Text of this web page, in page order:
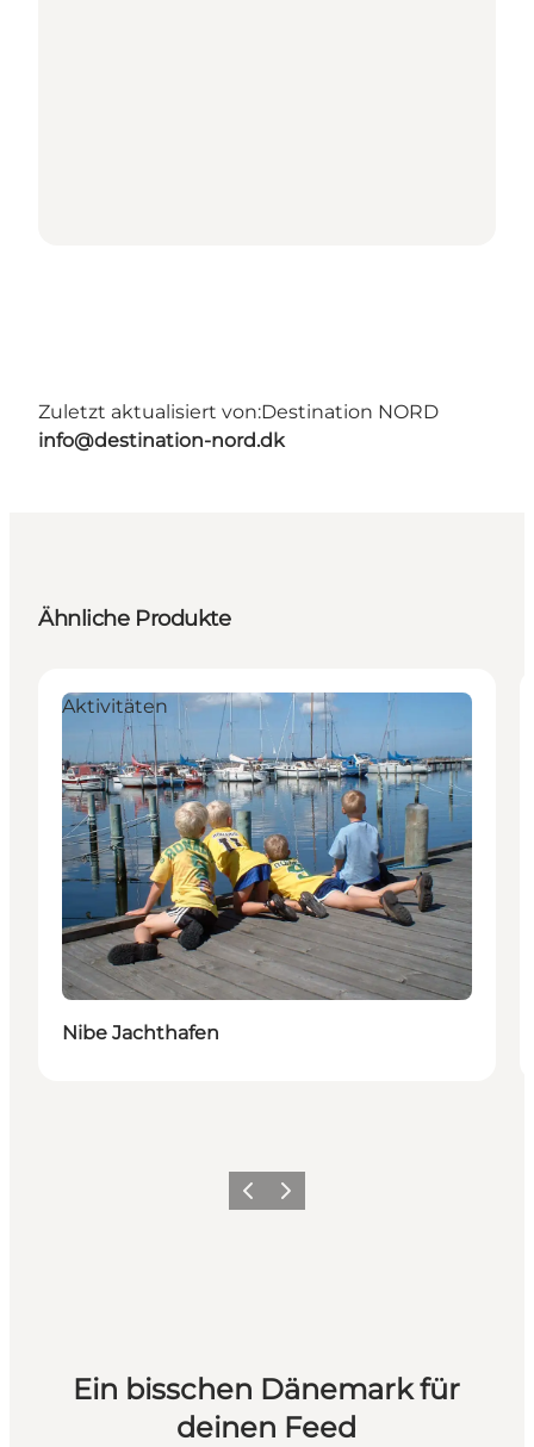
Zuletzt aktualisiert von:Destination NORD
info@destination-nord.dk
Ähnliche Produkte
Aktivitäten
Nibe Jachthafen
ZurückWeiter
Ein bisschen Dänemark für
deinen Feed